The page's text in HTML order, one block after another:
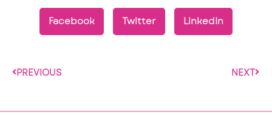
Facebook Twitter LinkedIn
PREVIOUS NEXT